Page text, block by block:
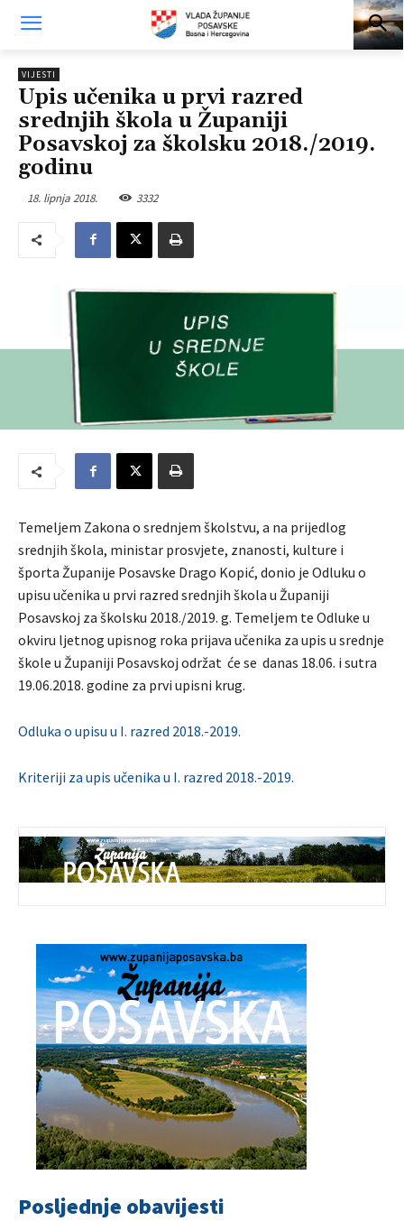
VIJESTI
Upis učenika u prvi razred
srednjih škola u Županiji
Posavskoj za školsku 2018./2019.
godinu
18. lipnja 2018. 3332
Temeljem Zakona o srednjem školstvu, a na prijedlog
srednjih škola, ministar prosvjete, znanosti, kulture i
športa Županije Posavske Drago Kopić, donio je Odluku o
upisu učenika u prvi razred srednjih škola u Županiji
Posavskoj za školsku 2018./2019. g. Temeljem te Odluke u
okviru ljetnog upisnog roka prijava učenika za upis u srednje
škole u Županiji Posavskoj održat će se danas 18.06. i sutra
19.06.2018. godine za prvi upisni krug.
Odluka o upisu u I. razred 2018.-2019.
Kriteriji za upis učenika u I. razred 2018.-2019.
Posljednje obavijesti